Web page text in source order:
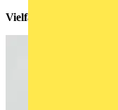
Vielfach einstellbar